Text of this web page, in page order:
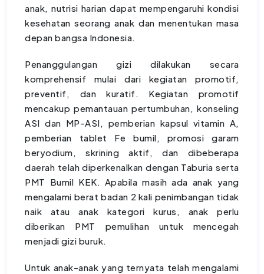
anak, nutrisi harian dapat mempengaruhi kondisi
kesehatan seorang anak dan menentukan masa
depan bangsa Indonesia.
Penanggulangan gizi dilakukan secara
komprehensif mulai dari kegiatan promotif,
preventif, dan kuratif. Kegiatan promotif
mencakup pemantauan pertumbuhan, konseling
ASI dan MP-ASI, pemberian kapsul vitamin A,
pemberian tablet Fe bumil, promosi garam
beryodium, skrining aktif, dan dibeberapa
daerah telah diperkenalkan dengan Taburia serta
PMT Bumil KEK. Apabila masih ada anak yang
mengalami berat badan 2 kali penimbangan tidak
naik atau anak kategori kurus, anak perlu
diberikan PMT pemulihan untuk mencegah
menjadi gizi buruk.
Untuk anak-anak yang ternyata telah mengalami